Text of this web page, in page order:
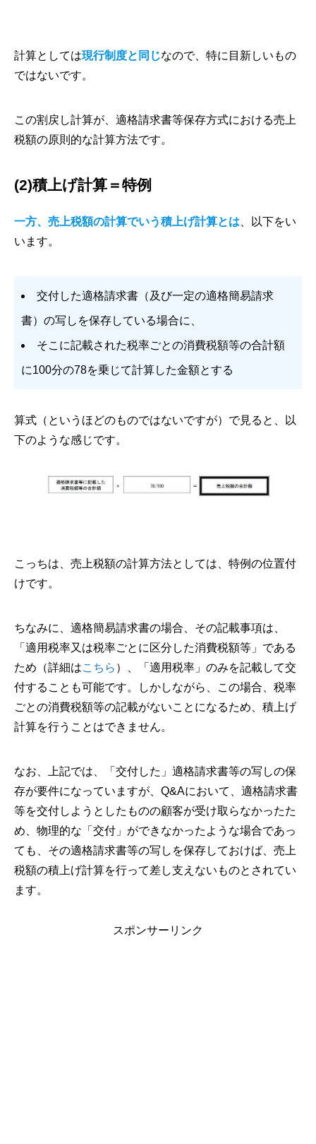
計算としては現行制度と同じなので、特に目新しいもの
ではないです。
この割戻し計算が、適格請求書等保存方式における売上
税額の原則的な計算方法です。
(2)積上げ計算＝特例
一方、売上税額の計算でいう積上げ計算とは 、以下をい
います。
交付した適格請求書（及び一定の適格簡易請求
書）の写しを保存している場合に、
そこに記載された税率ごとの消費税額等の合計額
に100分の78を乗じて計算した金額とする
算式（というほどのものではないですが）で見ると、以
下のような感じです。
こっちは、売上税額の計算方法としては、特例の位置付
けです。
ちなみに、適格簡易請求書の場合、その記載事項は、
「適用税率又は税率ごとに区分した消費税額等」である
ため（詳細はこちら ）、「適用税率」のみを記載して交
付することも可能です。しかしながら、この場合、税率
ごとの消費税額等の記載がないことになるため、積上げ
計算を行うことはできません。
なお、上記では、「交付した」適格請求書等の写しの保
存が要件になっていますが、Q&Aにおいて、適格請求書
等を交付しようとしたものの顧客が受け取らなかったた
め、物理的な「交付」ができなかったような場合であっ
ても、その適格請求書等の写しを保存しておけば、売上
税額の積上げ計算を行って差し支えないものとされてい
ます。
スポンサーリンク